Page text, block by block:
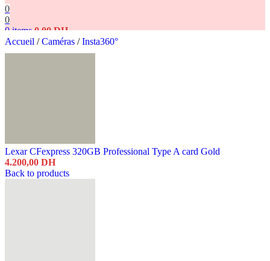
0
0
0items 0,00DH
Accueil / Caméras / Insta360°
Lexar CFexpress 320GB Professional Type A card Gold
4.200,00 DH
Back to products